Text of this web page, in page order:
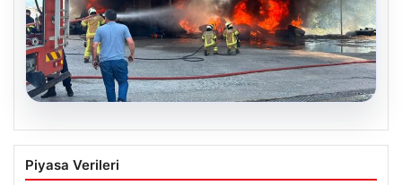
Bursa Orhangazi’de Bir Tamirhane
Yanarak Kor Oldu
Piyasa Verileri